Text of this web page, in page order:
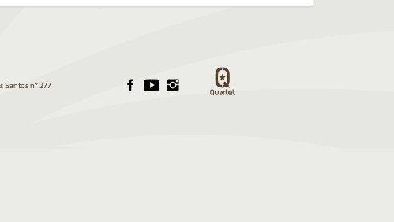
Santos nº 277